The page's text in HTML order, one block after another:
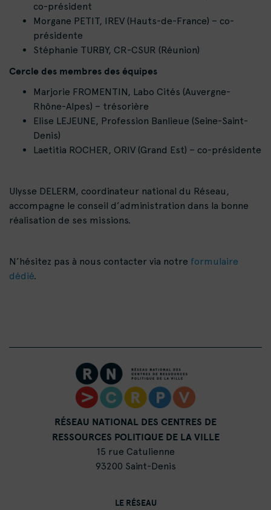
co-président
Morgane PETIT, IREV (Hauts-de-France) – co-
présidente
Stéphanie TURBY, CR-CSUR (Réunion)
Cercle des membres des équipes
Marjorie FROMENTIN, Labo Cités (Auvergne-
Rhône-Alpes) – trésorière
Elise LEJEUNE, Profession Banlieue (Seine-Saint-
Denis)
Laetitia ROCHER, ORIV (Grand Est) – co-présidente
Ulysse DELERM, coordinateur national du Réseau,
accompagne le conseil d’administration dans la bonne
réalisation de ses missions.
N’hésitez pas à nous contacter via notre formulaire
dédié.
RÉSEAU NATIONAL DES CENTRES DE
RESSOURCES POLITIQUE DE LA VILLE
15 rue Catulienne
93200 Saint-Denis
LE RÉSEAU